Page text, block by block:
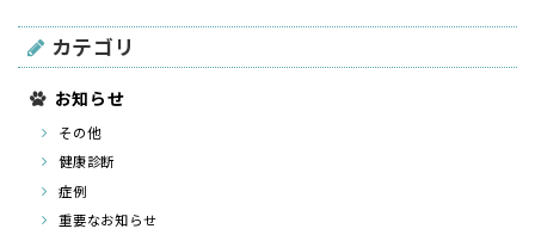
カテゴリ
お知らせ
その他
健康診断
症例
重要なお知らせ